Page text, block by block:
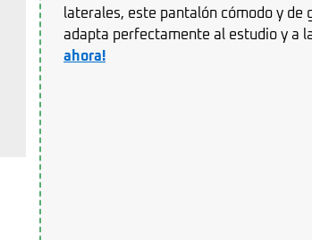
laterales, este pantalón cómodo y de
adapta perfectamente al estudio y a
ahora!